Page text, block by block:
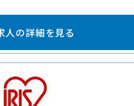
人の詳細を見る